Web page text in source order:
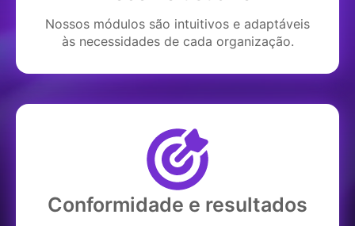
Nossos módulos são intuitivos e adaptáveis
às necessidades de cada organização.
Conformidade e resultados